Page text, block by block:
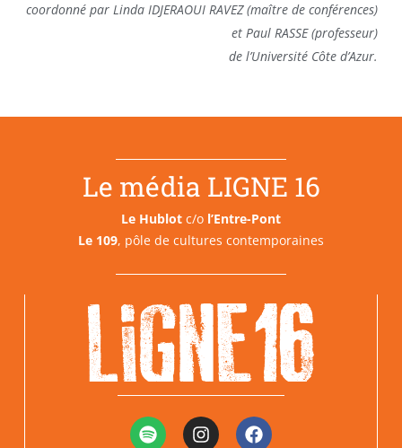
coordonné par Linda IDJERAOUI RAVEZ (maître de conférences)
et Paul RASSE (professeur)
de l’Université Côte d’Azur.
Le média LIGNE 16
Le Hublot c/o l’Entre-Pont
Le 109, pôle de cultures contemporaines